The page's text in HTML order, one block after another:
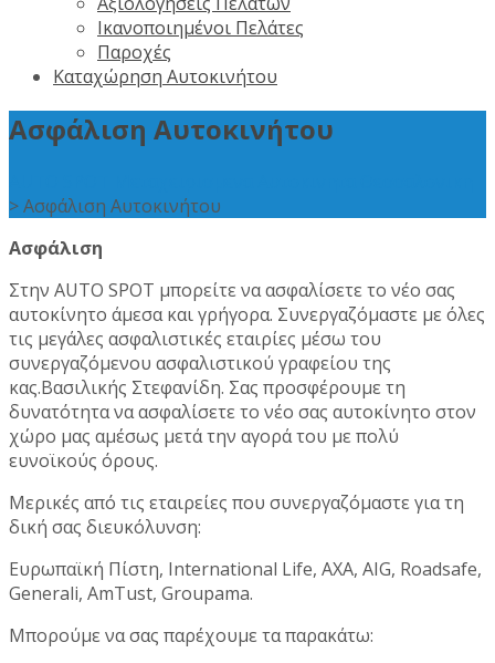
Ικανοποιημένοι Πελάτες
Παροχές
Καταχώρηση Αυτοκινήτου
Ασφάλιση Αυτοκινήτου
>Ασφάλιση Αυτοκινήτου
Ασφάλιση
Στην AUTO SPOT μπορείτε να ασφαλίσετε το νέο σας
αυτοκίνητο άμεσα και γρήγορα. Συνεργαζόμαστε με όλες
τις μεγάλες ασφαλιστικές εταιρίες μέσω του
συνεργαζόμενου ασφαλιστικού γραφείου της
κας.Βασιλικής Στεφανίδη. Σας προσφέρουμε τη
δυνατότητα να ασφαλίσετε το νέο σας αυτοκίνητο στον
χώρο μας αμέσως μετά την αγορά του με πολύ
ευνοϊκούς όρους.
Μερικές από τις εταιρείες που συνεργαζόμαστε για τη
δική σας διευκόλυνση:
Ευρωπαϊκή Πίστη, International Life, AXA, AIG, Roadsafe,
Generali, AmTust, Groupama.
Μπορούμε να σας παρέχουμε τα παρακάτω: